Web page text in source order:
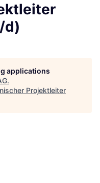
d)
applications
.
Projektleiter